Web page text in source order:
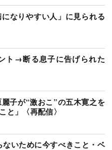
なりやすい人」に見られる
ト→断る息子に告げられた
子が“激おこ”の五木寛之を
と」〈再配信〉
いために今すべきこと・ベ